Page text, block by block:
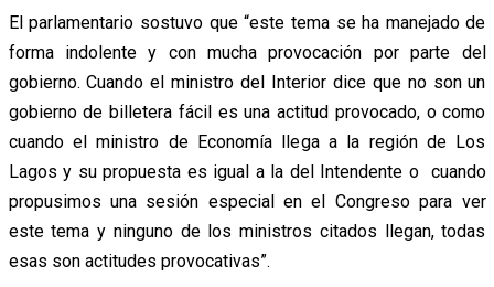
El parlamentario sostuvo que “este tema se ha manejado de
forma indolente y con mucha provocación por parte del
gobierno. Cuando el ministro del Interior dice que no son un
gobierno de billetera fácil es una actitud provocado, o como
cuando el ministro de Economía llega a la región de Los
Lagos y su propuesta es igual a la del Intendente o cuando
propusimos una sesión especial en el Congreso para ver
este tema y ninguno de los ministros citados llegan, todas
esas son actitudes provocativas”.